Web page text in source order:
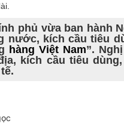
phủ vừa ban hành
nước, kích cầu tiêu
hàng Việt Nam”.
kích cầu tiêu